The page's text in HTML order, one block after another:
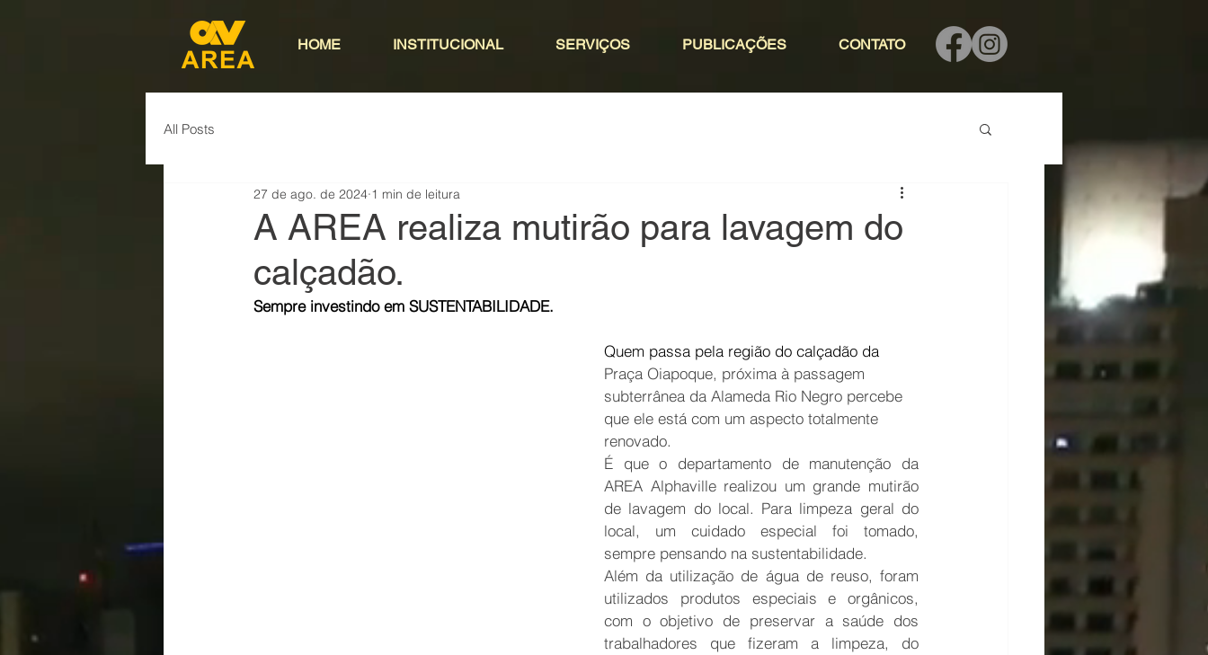
HOME INSTITUCIONAL SERVIÇOS PUBLICAÇÕES CONTATO
All Posts
A AREA realiza mutirão para lavagem do
calçadão.
27 de ago. de 2024 1 min de leitura
Sempre investindo em SUSTENTABILIDADE.
Quem passa pela região do calçadão da
Praça Oiapoque, próxima à passagem
subterrânea da Alameda Rio Negro percebe
que ele está com um aspecto totalmente
renovado.
É que o departamento de manutenção da
AREA Alphaville realizou um grande mutirão
de lavagem do local. Para limpeza geral do
local, um cuidado especial foi tomado,
sempre pensando na sustentabilidade.
Além da utilização de água de reuso, foram
utilizados produtos especiais e orgânicos,
com o objetivo de preservar a saúde dos
trabalhadores que fizeram a limpeza, do